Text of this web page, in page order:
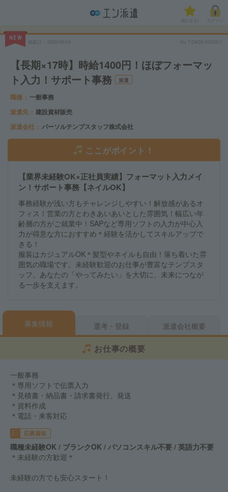
気になる!
NEW
2026/08/04 No.TSW26-0535911
【長期×17時】時給1400円！ほぼフォーマッ
ト入力！サポート事務
派遣
職種
一般事務
派遣先
建設資材販売
派遣会社
パーソルテンプスタッフ株式会社
ここがポイント！
【業界未経験OK×正社員実績】フォーマット入力メイ
ン！サポート事務【ネイルOK】
事務経験が浅い方もチャレンジしやすい！解放感があるオ
フィス！営業の方とわきあいあいとした雰囲気！幅広い年
齢層の方がご就業中！SAPなど専用ソフトの入力が中心入
力が得意な方におすすめ＊経験を活かしてスキルアップで
きる！
服装はカジュアルOK＊髪型やネイルも自由！落ち着いた雰
囲気の職場です。未経験歓迎のお仕事が豊富なテンプスタ
ッフ。あなたの「やってみたい」を大切に、未来につなが
る一歩を支えます。
募集情報 選考・登録 派遣会社概要
お仕事の概要
一般事務
＊専用ソフトで伝票入力
＊見積書・納品書・請求書発行、発送
＊資料作成
＊電話・来客対応
応募資格
職種未経験OK / ブランクOK / パソコンスキル不要 / 英語力不要
＊未経験の方歓迎＊
未経験の方でも安心スタート！